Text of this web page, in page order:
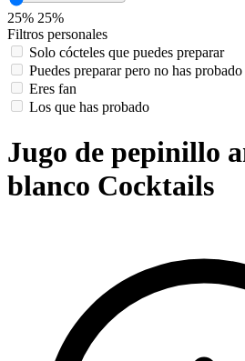
25% 25%
Filtros personales
Solo cócteles que puedes preparar
Puedes preparar pero no has probado
Eres fan
Los que has probado
Jugo de pepinillo
blanco Cocktails